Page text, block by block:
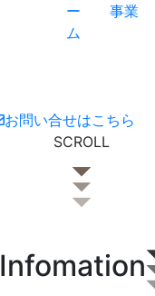
ー
ム
事業
お問い合せはこちら
SCROLL
Infomation